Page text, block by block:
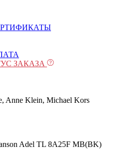
ЗАКАЗА
Anne Klein, Michael Kors
Adel TL 8A25F MB(BK)